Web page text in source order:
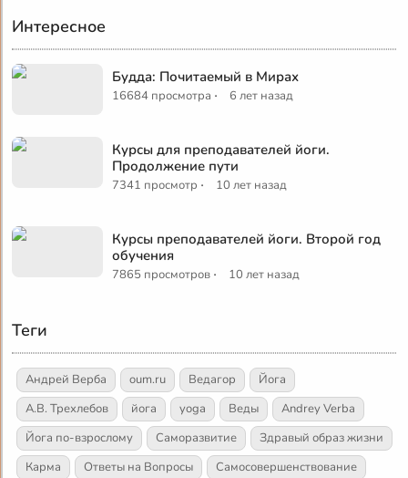
Интересное
Будда: Почитаемый в Мирах
16684 просмотра · 6 лет назад
Курсы для преподавателей йоги.
Продолжение пути
7341 просмотр · 10 лет назад
Курсы преподавателей йоги. Второй год
обучения
7865 просмотров · 10 лет назад
Теги
Андрей Верба oum.ru Ведагор
Йога
А.В. Трехлебов
йога yoga Веды
Andrey Verba
Йога по-взрослому
Саморазвитие
Здравый образ жизни
Карма
Ответы на Вопросы
Самосовершенствование